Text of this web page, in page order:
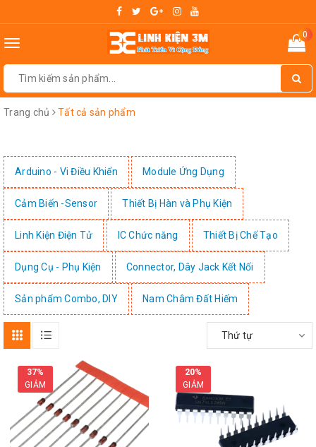
Toggle
0
Trang chủ Tất cả sản phẩm
Arduino - Vi Điều Khiển Module Ứng Dụng
Cảm Biến -Sensor Thiết Bị Hàn và Phụ Kiện
Linh Kiện Điện Tử IC Chức năng Thiết Bị Chế Tạo
Dụng Cụ - Phụ Kiện Connector, Dây Jack Kết Nối
Sản phẩm Combo, DIY Nam Châm Đất Hiếm
Thứ tự
37%
GIẢM
20%
GIẢM